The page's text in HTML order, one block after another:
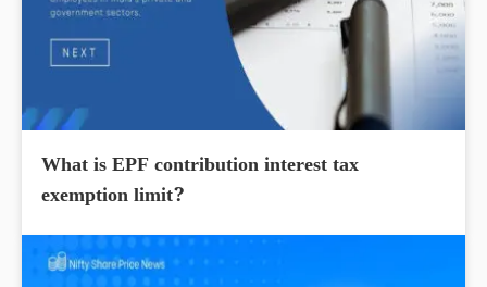
What is EPF contribution interest tax
exemption limit?